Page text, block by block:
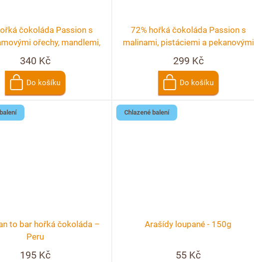
čokoláda Passion s
ořechy, mandlemi,
a rybízem
340 Kč
Do košíku
72% hořká čokoláda Passion s
malinami, pistáciemi a pekanovými
ořechy
299 Kč
Do košíku
to bar hořká čokoláda –
Peru
195 Kč
Chlazené balení
Arašídy loupané - 150g
55 Kč